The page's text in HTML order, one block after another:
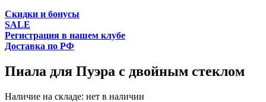
Cкидки и бонусы
SALE
Регистрация в нашем клубе
Доставка по РФ
Пиала для Пуэра с двойным стеклом
Наличие на складе: нет в наличии